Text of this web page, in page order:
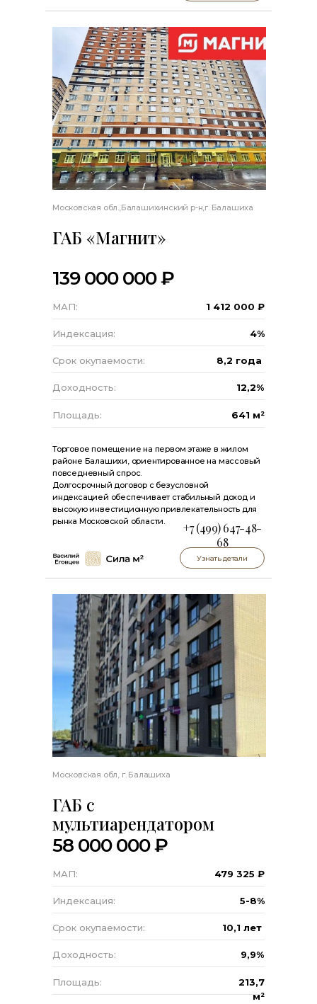
Узнать детали
12,2%
Доходность:
8,2 года
Срок окупаемости:
4%
Индексация:
ГАБ «Магнит»
641 м²
Площадь:
Московская обл.,Балашихинский р-н,г. Балашиха
МАП: 1 412 000 ₽
Торговое помещение на первом этаже в жилом
районе Балашихи, ориентированное на массовый
повседневный спрос.
Долгосрочный договор с безусловной
индексацией обеспечивает стабильный доход и
высокую инвестиционную привлекательность для
рынка Московской области.
139 000 000 ₽
+7 (499) 647-48-
68
9,9%
Доходность:
10,1 лет
Срок окупаемости:
5-8%
Индексация:
ГАБ с
мультиарендатором
213,7
м²
Площадь:
Московская обл, г. Балашиха
МАП: 479 325 ₽
58 000 000 ₽